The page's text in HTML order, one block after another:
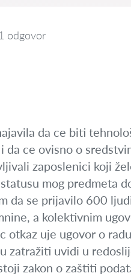
1 odgovor
da ce biti
ce ovisno o
zaposlenici koji
mog predmeta
da se prijavilo 600
a kolektivnim
otkaz uje ugovor o
zatražiti uvidi u
zakon o zaštiti